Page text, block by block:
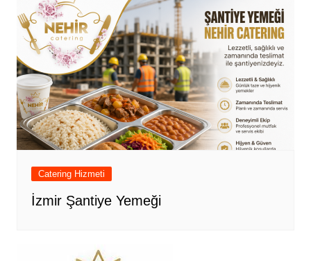
Catering Hizmeti
İzmir Şantiye Yemeği